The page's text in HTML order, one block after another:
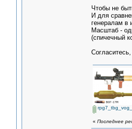
Чтобы не
И для
генералам в
Масштаб -
(спичечный
« Последнее